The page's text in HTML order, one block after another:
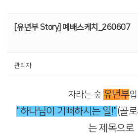
[유년부 Story] 예배스케치_260607
관리자
자라는 숲 유년부
"하나님이 기뻐하시는 일!"(골
는 제목으로